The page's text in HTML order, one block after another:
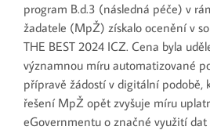
program B.d.3 (následná péče) v
žadatele (MpŽ) získalo ocenění v
THE BEST 2024 ICZ. Cena byla
významnou míru automatizované
přípravě žádostí v digitální podobě,
řešení MpŽ opět zvyšuje míru
eGovernmentu o značné využití dat